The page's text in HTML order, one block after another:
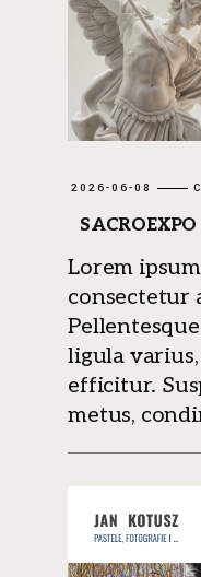
2026-06-08
Lorem
consectetur
ligula
efficitur.
metus,